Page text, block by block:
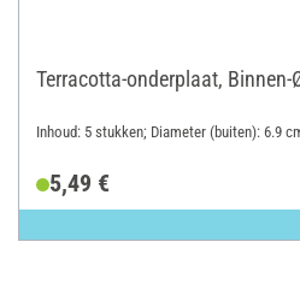
Terracotta-onderplaat,
Inhoud: 5 stukken; Diameter (buiten): 6.9
5,49 €